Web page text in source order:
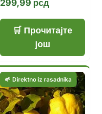
299,99 рсд
Прочитајте
још